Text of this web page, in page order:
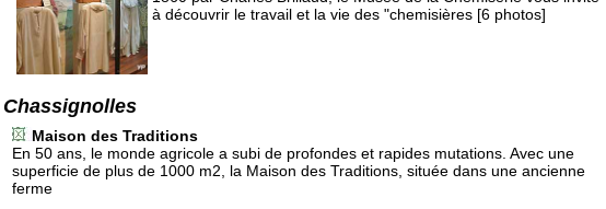
à découvrir le travail et la vie des "chemisières [6 photos]
Chassignolles
Maison des Traditions
En 50 ans, le monde agricole a subi de profondes et rapides mutations. Avec une
superficie de plus de 1000 m2, la Maison des Traditions, située dans une ancienne
ferme